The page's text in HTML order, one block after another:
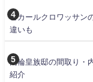
ピカールクロワッサン
違いも
高輪皇族邸の間取り・
紹介